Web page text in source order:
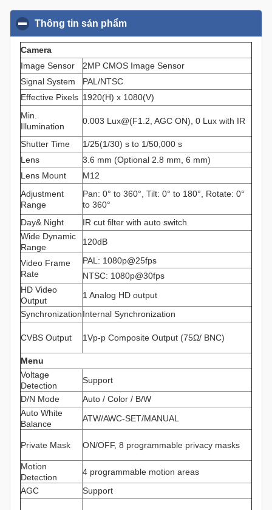
Thông tin sản phẩm
Camera
Image Sensor
2MP CMOS Image Sensor
Signal System
PAL/NTSC
Effective Pixels 1920(H) x 1080(V)
Min.
Illumination
0.003 Lux@(F1.2, AGC ON), 0 Lux with IR
Shutter Time
1/25(1/30) s to 1/50,000 s
Lens
3.6 mm (Optional 2.8 mm, 6 mm)
Lens Mount
M12
Adjustment
Range
Pan: 0° to 360°, Tilt: 0° to 180°, Rotate: 0°
to 360°
Day& Night
IR cut filter with auto switch
Wide Dynamic
Range
120dB
Video Frame
Rate
PAL: 1080p@25fps
NTSC: 1080p@30fps
HD Video
Output
1 Analog HD output
SynchronizationInternal Synchronization
CVBS Output 1Vp-p Composite Output (75Ω/ BNC)
Menu
Voltage
Detection
Support
D/N Mode
Auto / Color / B/W
Auto White
Balance
ATW/AWC-SET/MANUAL
Private Mask ON/OFF, 8 programmable privacy masks
Motion
Detection
4 programmable motion areas
AGC
Support